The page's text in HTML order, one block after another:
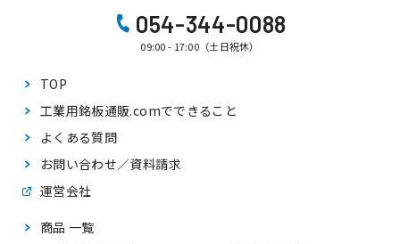
054-344-0088
09:00 - 17:00（土日祝休）
TOP
工業用銘板通販.comでできること
よくある質問
お問い合わせ／資料請求
運営会社
商品 一覧